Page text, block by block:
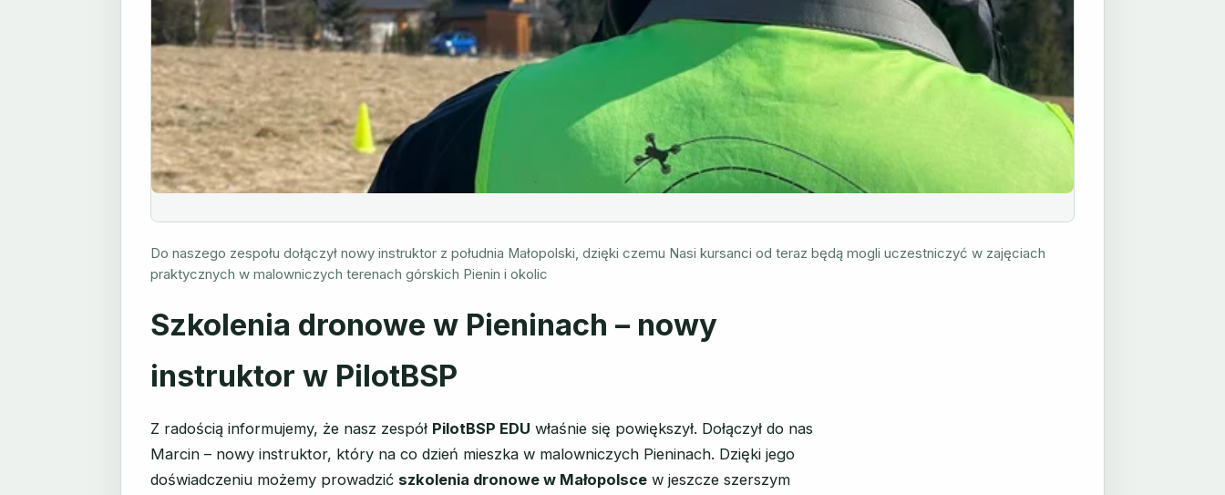
Do naszego zespołu dołączył nowy instruktor z południa Małopolski, dzięki czemu Nasi kursanci od teraz będą mogli uczestniczyć w zajęciach
praktycznych w malowniczych terenach górskich Pienin i okolic
Szkolenia dronowe w Pieninach – nowy
instruktor w PilotBSP
Z radością informujemy, że nasz zespół PilotBSP EDU właśnie się powiększył. Dołączył do nas
Marcin – nowy instruktor, który na co dzień mieszka w malowniczych Pieninach. Dzięki jego
doświadczeniu możemy prowadzić szkolenia dronowe w Małopolsce w jeszcze szerszym